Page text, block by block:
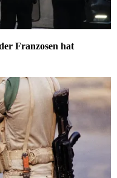
Franzosen hat